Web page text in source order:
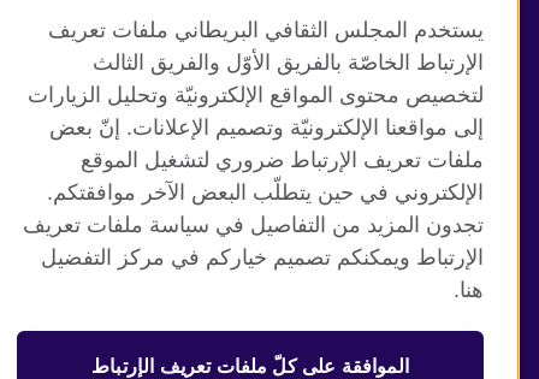
Instagram RSS
TikTok
موقع المجلس الثقافي البريطاني العالمي
الخصوصية وشروط الاستخدام
ملفات تعريف الإرتباط
خريطة الموقع
يستخدم المجلس الثقافي البريطاني ملفات تعريف
الإرتباط الخاصّة بالفريق الأوّل والفريق الثالث
لتخصيص محتوى المواقع الإلكترونيّة وتحليل الزيارات
إلى مواقعنا الإلكترونيّة وتصميم الإعلانات. إنّ بعض
ملفات تعريف الإرتباط ضروري لتشغيل الموقع
الإلكتروني في حين يتطلّب البعض الآخر موافقتكم.
تجدون المزيد من التفاصيل في سياسة ملفات تعريف
الإرتباط ويمكنكم تصميم خياركم في مركز التفضيل
هنا.
الموافقة على كلّ ملفات تعريف الإرتباط